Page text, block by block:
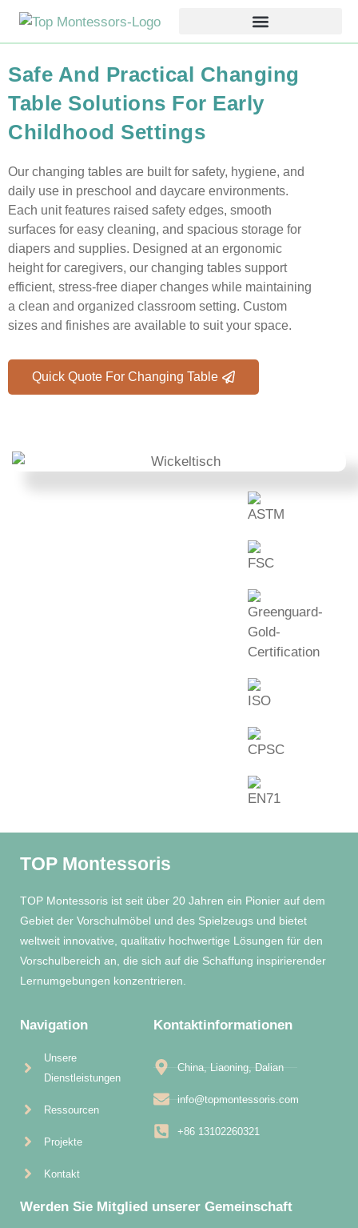
Safe And Practical Changing
Table Solutions For Early
Childhood Settings
Our changing tables are built for safety, hygiene, and
daily use in preschool and daycare environments.
Each unit features raised safety edges, smooth
surfaces for easy cleaning, and spacious storage for
diapers and supplies. Designed at an ergonomic
height for caregivers, our changing tables support
efficient, stress-free diaper changes while maintaining
a clean and organized classroom setting. Custom
sizes and finishes are available to suit your space.
Quick Quote For Changing Table
TOP Montessoris
TOP Montessoris ist seit über 20 Jahren ein Pionier auf dem
Gebiet der Vorschulmöbel und des Spielzeugs und bietet
weltweit innovative, qualitativ hochwertige Lösungen für den
Vorschulbereich an, die sich auf die Schaffung inspirierender
Lernumgebungen konzentrieren.
Navigation
Unsere
Dienstleistungen
Ressourcen
Projekte
Kontakt
Kontaktinformationen
China, Liaoning, Dalian
info@topmontessoris.com
+86 13102260321
Werden Sie Mitglied unserer Gemeinschaft